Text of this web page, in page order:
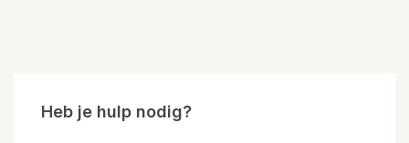
Heb je hulp nodig?